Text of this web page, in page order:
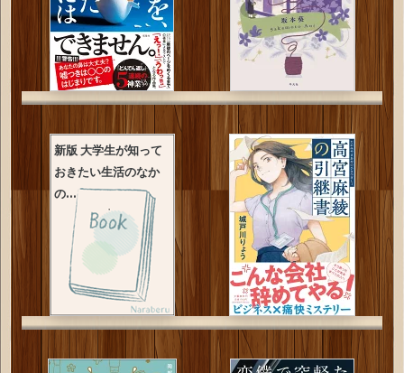
新版 大学生が知って
おきたい生活のなか
の...